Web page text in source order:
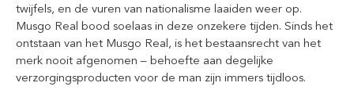
twijfels, en de vuren van nationalisme laaiden weer op.
Musgo Real bood soelaas in deze onzekere tijden. Sinds het
ontstaan van het Musgo Real, is het bestaansrecht van het
merk nooit afgenomen – behoefte aan degelijke
verzorgingsproducten voor de man zijn immers tijdloos.